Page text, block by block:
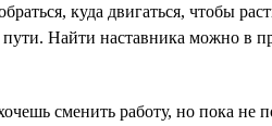
куда двигаться, чтобы
Найти наставника можно в
сменить работу, но пока не